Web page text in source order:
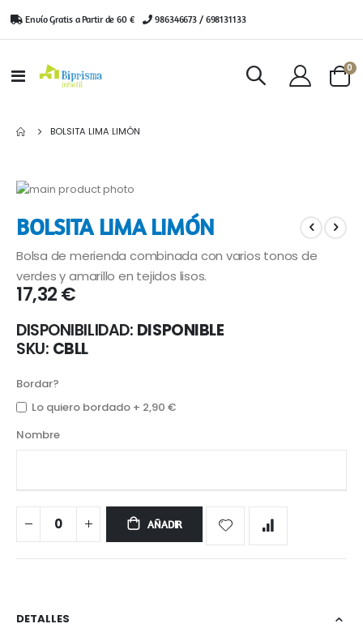
Envío Gratis a Partir de 60 € | 986346673 / 698131133
Toggle
Cart
0
BOLSITA LIMA LIMÓN
Saltar
final
de
la
galería
de
imágenes
al
comienzo
de
la
galería
imágenes
BOLSITA LIMA LIMÓN
Bolsa de merienda combinada con varios tonos de
verdes y amarillo en tejidos lisos.
17,32 €
DISPONIBILIDAD: DISPONIBLE
SKU CBLL
Bordar?
Lo quiero bordado + 2,90 €
Nombre
AÑADIR
DETALLES